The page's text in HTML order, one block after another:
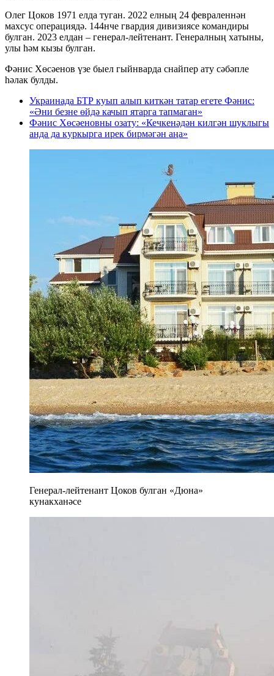
Олег Цоков 1971 елда туган. 2022 елның 24 февраленнән
махсус операциядә. 144нче гвардия дивизиясе командиры
булган. 2023 елдан – генерал-лейтенант. Генералның хатыны,
улы һәм кызы булган.
Фәнис Хөсәенов үзе быел гыйнварда снайпер ату сәбәпле
һәлак булды.
Украинада БТР куып алып киткән татар егете Фәнис:
«Әни безне өйдә качып ятарга тапмаган»
Фәнис Хөсәеновны озату: «Кечкенәдән килгән шуклыгы
анда да куркырга ирек бирмәгән аңа»
Генерал-лейтенант Цоков булган «Дюна»
кунакханәсе